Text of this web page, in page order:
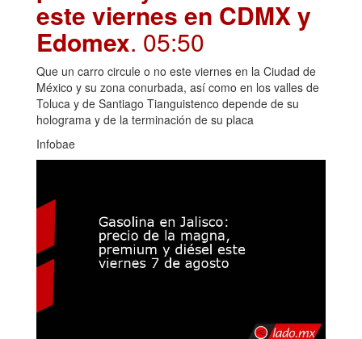
este viernes en CDMX y
Edomex. 05:50
Que un carro circule o no este viernes en la Ciudad de
México y su zona conurbada, así como en los valles de
Toluca y de Santiago Tianguistenco depende de su
holograma y de la terminación de su placa
Infobae